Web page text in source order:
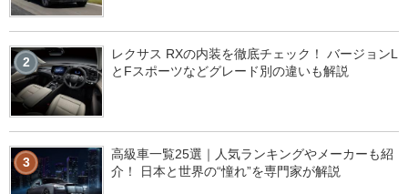
2
レクサス RXの内装を徹底チェック！ バージョンL
とFスポーツなどグレード別の違いも解説
3
高級車一覧25選｜人気ランキングやメーカーも紹
介！ 日本と世界の“憧れ”を専門家が解説